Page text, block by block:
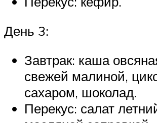
День 3:
Завтрак: каша
свежей малиной,
сахаром, шоколад.
Перекус: салат